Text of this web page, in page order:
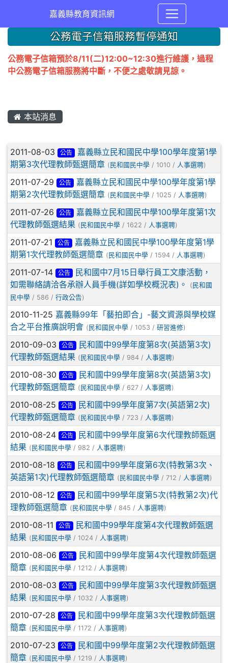
嘉義縣教育資訊網
公務電子信箱服務暫停通知
公務電子信箱預於8/11(二)12:00~12:30進行維護，過程
中公務電子信箱服務將中斷，不便之處敬請見諒。
本站消息
文章列表
2011-08-03 公告
嘉義縣立民和國民中學100學年度第1學
期第3次代理教師甄選簡章 ( 民和國民中學 / 1010 / 人事選聘)
2011-07-29 公告
嘉義縣立民和國民中學100學年度第1學
期第2次代理教師甄選簡章 ( 民和國民中學 / 1025 / 人事選聘)
2011-07-26 公告
嘉義縣立民和國民中學100學年度第1次
代理教師甄選結果 ( 民和國民中學 / 1622 / 人事選聘)
2011-07-21 公告
嘉義縣立民和國民中學100學年度第1學
期第1次代理教師甄選簡章 ( 民和國民中學 / 1594 / 人事選聘)
2011-07-14 公告
民和國中7月15日舉行員工文康活動，
如需聯絡請洽各承辦人員手機(詳如學校概況表)。
( 民和國
民中學 / 586 / 行政公告)
2010-11-25 嘉義縣99年「藝拍即合」-藝文資源與學校媒
合之平台推廣說明會 ( 民和國民中學 / 1053 / 研習進修)
2010-09-03 公告
民和國中99學年度第8次(英語第3次)
代理教師甄選結果 ( 民和國民中學 / 984 / 人事選聘)
2010-08-30 公告
民和國中99學年度第8次(英語第3次)
代理教師甄選簡章 ( 民和國民中學 / 627 / 人事選聘)
2010-08-25 公告
民和國中99學年度第7次(英語第2次)
代理教師甄選簡章 ( 民和國民中學 / 723 / 人事選聘)
2010-08-24 公告
民和國中99學年度第6次代理教師甄選
結果 ( 民和國民中學 / 982 / 人事選聘)
2010-08-18 公告
民和國中99學年度第6次(特教第3次、
英語第1次)代理教師甄選簡章 ( 民和國民中學 / 712 / 人事選聘)
2010-08-12 公告
民和國中99學年度第5次(特教第2次)代
理教師甄選簡章 ( 民和國民中學 / 845 / 人事選聘)
2010-08-11 公告
民和國中99學年度第4次代理教師甄選
結果 ( 民和國民中學 / 1024 / 人事選聘)
2010-08-06 公告
民和國中99學年度第4次代理教師甄選
簡章 ( 民和國民中學 / 1212 / 人事選聘)
2010-08-03 公告
民和國中99學年度第3次代理教師甄選
結果 ( 民和國民中學 / 1032 / 人事選聘)
2010-07-28 公告
民和國中99學年度第3次代理教師甄選
簡章 ( 民和國民中學 / 1172 / 人事選聘)
2010-07-23 公告
民和國中99學年度第2次代理教師甄選
簡章 ( 民和國民中學 / 1219 / 人事選聘)